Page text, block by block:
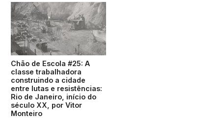
Chão de Escola #25: A
classe trabalhadora
construindo a cidade
entre lutas e resistências:
Rio de Janeiro, início do
século XX, por Vitor
Monteiro